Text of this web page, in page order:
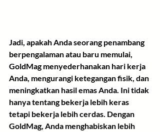
Jadi, apakah Anda seorang penambang
berpengalaman atau baru memulai,
GoldMag menyederhanakan hari kerja
Anda, mengurangi ketegangan fisik, dan
meningkatkan hasil emas Anda. Ini tidak
hanya tentang bekerja lebih keras
tetapi bekerja lebih cerdas. Dengan
GoldMag, Anda menghabiskan lebih